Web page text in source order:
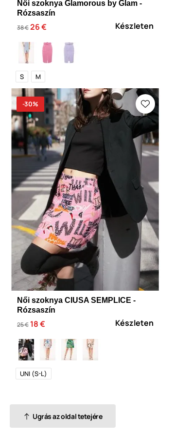
Női szoknya Glamorous by Glam -
Rózsaszín
38 €26 € Készleten
S M
-30%
Női szoknya CIUSA SEMPLICE -
Rózsaszín
25 € 18 € Készleten
UNI (S-L)
Ugrás az oldal tetejére